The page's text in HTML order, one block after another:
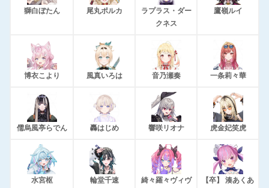
獅白ぼたん 尾丸ポルカ
ラプラス・ダー
クネス
鷹嶺ルイ
博衣こより 風真いろは 音乃瀬奏 一条莉々華
儒烏風亭らでん 轟はじめ 響咲リオナ 虎金妃笑虎
水宮枢 輪堂千速
綺々羅々ヴィヴ
【卒】 湊あくあ